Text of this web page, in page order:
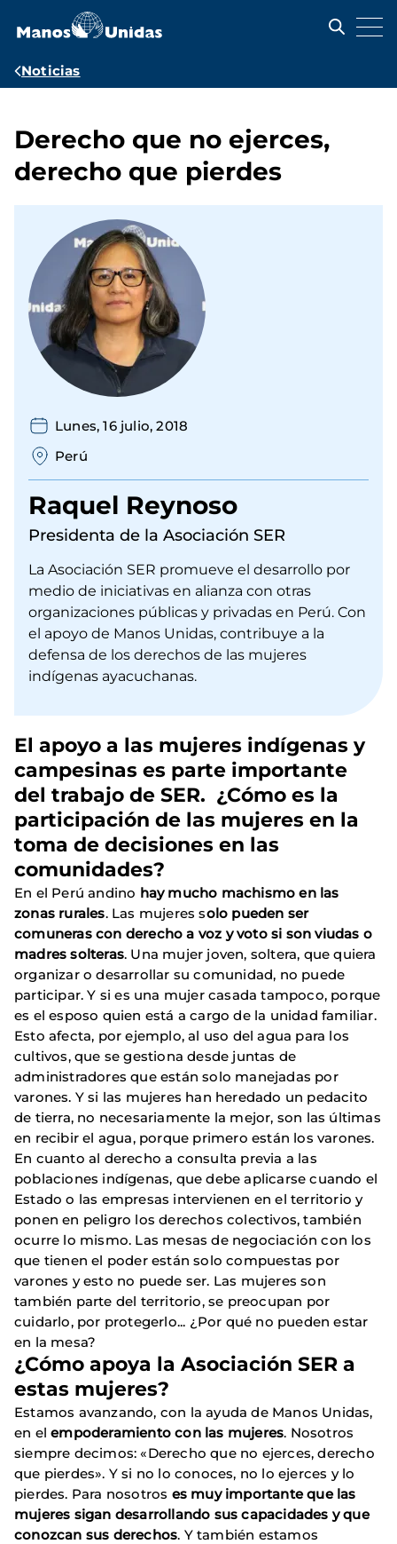
contenido
Ruta
Noticias
Derecho que no ejerces,
derecho que pierdes
Lunes, 16 julio, 2018
Perú
Raquel Reynoso
Presidenta de la Asociación SER
La Asociación SER promueve el desarrollo por
medio de iniciativas en alianza con otras
organizaciones públicas y privadas en Perú. Con
el apoyo de Manos Unidas, contribuye a la
defensa de los derechos de las mujeres
indígenas ayacuchanas.
El apoyo a las mujeres indígenas y
campesinas es parte importante
del trabajo de SER. ¿Cómo es la
participación de las mujeres en la
toma de decisiones en las
comunidades?
En el Perú andino hay mucho machismo en las
zonas rurales. Las mujeres solo pueden ser
comuneras con derecho a voz y voto si son viudas o
madres solteras. Una mujer joven, soltera, que quiera
organizar o desarrollar su comunidad, no puede
participar. Y si es una mujer casada tampoco, porque
es el esposo quien está a cargo de la unidad familiar.
Esto afecta, por ejemplo, al uso del agua para los
cultivos, que se gestiona desde juntas de
administradores que están solo manejadas por
varones. Y si las mujeres han heredado un pedacito
de tierra, no necesariamente la mejor, son las últimas
en recibir el agua, porque primero están los varones.
En cuanto al derecho a consulta previa a las
poblaciones indígenas, que debe aplicarse cuando el
Estado o las empresas intervienen en el territorio y
ponen en peligro los derechos colectivos, también
ocurre lo mismo. Las mesas de negociación con los
que tienen el poder están solo compuestas por
varones y esto no puede ser. Las mujeres son
también parte del territorio, se preocupan por
cuidarlo, por protegerlo... ¿Por qué no pueden estar
en la mesa?
¿Cómo apoya la Asociación SER a
estas mujeres?
Estamos avanzando, con la ayuda de Manos Unidas,
en elempoderamiento con las mujeres. Nosotros
siempre decimos: «Derecho que no ejerces, derecho
que pierdes». Y si no lo conoces, no lo ejerces y lo
pierdes. Para nosotros es muy importante que las
mujeres sigan desarrollando sus capacidades y que
conozcan sus derechos. Y también estamos